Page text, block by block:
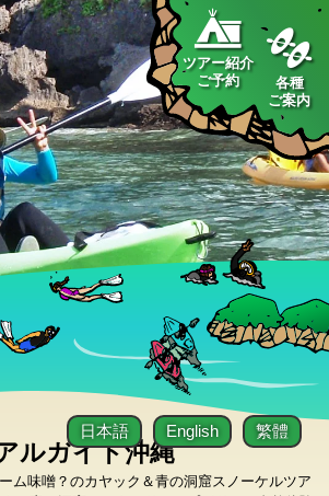
ツアー紹介
ご予約
各種
ご案内
ルガイド沖縄
ム味噌？のカヤック＆青の洞窟スノーケルツア
日本語 English 繁體